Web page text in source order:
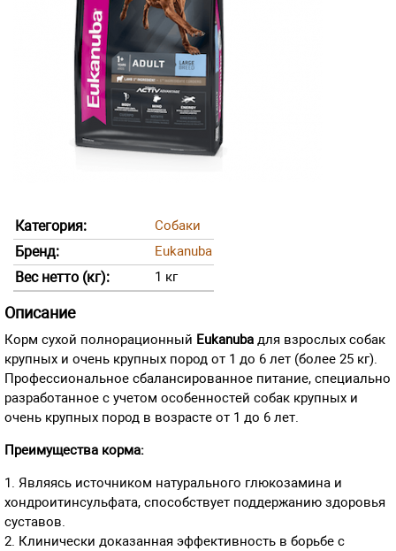
Категория: Собаки
Бренд: Eukanuba
Вес нетто (кг): 1 кг
Описание
Корм сухой полнорационный Eukanuba для взрослых собак
крупных и очень крупных пород от 1 до 6 лет (более 25 кг).
Профессиональное сбалансированное питание, специально
разработанное с учетом особенностей собак крупных и
очень крупных пород в возрасте от 1 до 6 лет.
Преимущества корма:
1. Являясь источником натурального глюкозамина и
хондроитинсульфата, способствует поддержанию здоровья
суставов.
2. Клинически доказанная эффективность в борьбе с